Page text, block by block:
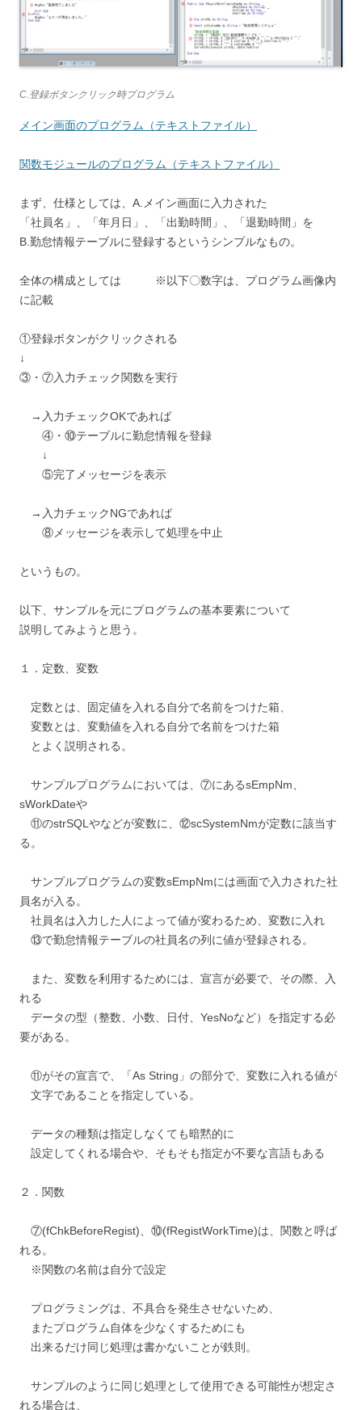
C.登録ボタンクリック時プログラム
メイン画面のプログラム（テキストファイル）
関数モジュールのプログラム（テキストファイル）
まず、仕様としては、A.メイン画面に入力された
「社員名」、「年月日」、「出勤時間」、「退勤時間」を
B.勤怠情報テーブルに登録するというシンプルなもの。
全体の構成としては ※以下〇数字は、プログラム画像内
に記載
①登録ボタンがクリックされる
↓
③・⑦入力チェック関数を実行
→入力チェックOKであれば
④・⑩テーブルに勤怠情報を登録
↓
⑤完了メッセージを表示
→入力チェックNGであれば
⑧メッセージを表示して処理を中止
というもの。
以下、サンプルを元にプログラムの基本要素について
説明してみようと思う。
１．定数、変数
定数とは、固定値を入れる自分で名前をつけた箱、
変数とは、変動値を入れる自分で名前をつけた箱
とよく説明される。
サンプルプログラムにおいては、⑦にあるsEmpNm、
sWorkDateや
⑪のstrSQLやなどが変数に、⑫scSystemNmが定数に該当す
る。
サンプルプログラムの変数sEmpNmには画面で入力された社
員名が入る。
社員名は入力した人によって値が変わるため、変数に入れ
⑬で勤怠情報テーブルの社員名の列に値が登録される。
また、変数を利用するためには、宣言が必要で、その際、入
れる
データの型（整数、小数、日付、YesNoなど）を指定する必
要がある。
⑪がその宣言で、「As String」の部分で、変数に入れる値が
文字であることを指定している。
データの種類は指定しなくても暗黙的に
設定してくれる場合や、そもそも指定が不要な言語もある
２．関数
⑦(fChkBeforeRegist)、⑩(fRegistWorkTime)は、関数と呼ば
れる。
※関数の名前は自分で設定
プログラミングは、不具合を発生させないため、
またプログラム自体を少なくするためにも
出来るだけ同じ処理は書かないことが鉄則。
サンプルのように同じ処理として使用できる可能性が想定さ
れる場合は、